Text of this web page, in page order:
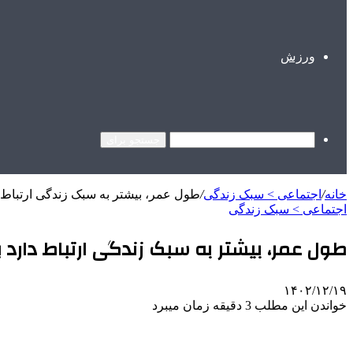
ورزش
خانه/ اجتماعی > سبک زندگی/طول عمر، بیشتر به سبک زندگی ارتباط
اجتماعی > سبک زندگی
طول عمر، بیشتر به سبک زندگی ارتباط دارد
۱۴۰۲/۱۲/۱۹
خواندن این مطلب 3 دقیقه زمان میبرد